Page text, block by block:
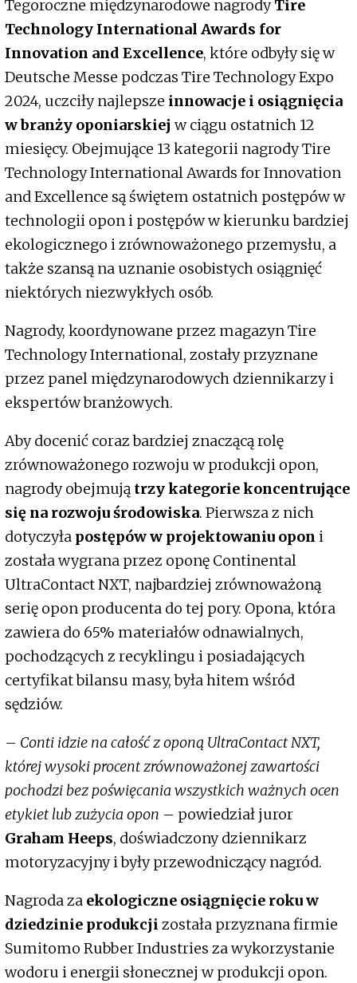
Tegoroczne międzynarodowe nagrodyTire
Technology International Awards for
Innovation and Excellence, które odbyły się w
Deutsche Messe podczas Tire Technology Expo
2024, uczciły najlepsze innowacje i osiągnięcia
w branży oponiarskiej w ciągu ostatnich 12
miesięcy. Obejmujące 13 kategorii nagrody Tire
Technology International Awards for Innovation
and Excellence są świętem ostatnich postępów w
technologii opon i postępów w kierunku bardziej
ekologicznego i zrównoważonego przemysłu, a
także szansą na uznanie osobistych osiągnięć
niektórych niezwykłych osób.
Nagrody, koordynowane przez magazyn Tire
Technology International, zostały przyznane
przez panel międzynarodowych dziennikarzy i
ekspertów branżowych.
Aby docenić coraz bardziej znaczącą rolę
zrównoważonego rozwoju w produkcji opon,
nagrody obejmują trzy kategorie koncentrujące
się na rozwoju środowiska. Pierwsza z nich
dotyczyła postępów w projektowaniu opon i
została wygrana przez oponę Continental
UltraContact NXT, najbardziej zrównoważoną
serię opon producenta do tej pory. Opona, która
zawiera do 65% materiałów odnawialnych,
pochodzących z recyklingu i posiadających
certyfikat bilansu masy, była hitem wśród
sędziów.
– Conti idzie na całość z oponą UltraContact NXT,
której wysoki procent zrównoważonej zawartości
pochodzi bez poświęcania wszystkich ważnych ocen
etykiet lub zużycia opon – powiedział juror
Graham Heeps, doświadczony dziennikarz
motoryzacyjny i były przewodniczący nagród.
Nagroda za ekologiczne osiągnięcie roku w
dziedzinie produkcji została przyznana firmie
Sumitomo Rubber Industries za wykorzystanie
wodoru i energii słonecznej w produkcji opon.